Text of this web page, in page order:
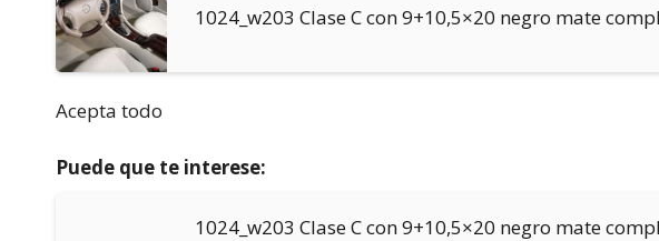
1024_w203 Clase C con 9+10,5×20 negro mate
Acepta todo
Puede que te interese:
1024_w203 Clase C con 9+10,5×20 negro mate